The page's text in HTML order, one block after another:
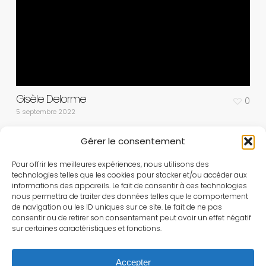
Gérer le consentement
Pour offrir les meilleures expériences, nous utilisons des
technologies telles que les cookies pour stocker et/ou accéder aux
informations des appareils. Le fait de consentir à ces technologies
nous permettra de traiter des données telles que le comportement
de navigation ou les ID uniques sur ce site. Le fait de ne pas
consentir ou de retirer son consentement peut avoir un effet négatif
sur certaines caractéristiques et fonctions.
Accepter
Gisèle Delorme
5 septembre 2022
0